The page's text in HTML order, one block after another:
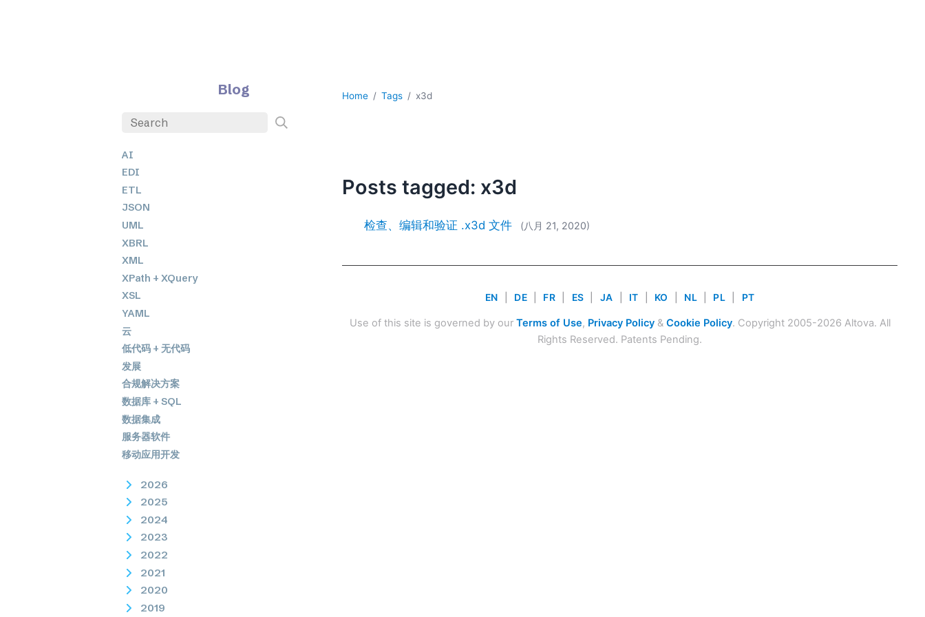
Blog
AI
EDI
ETL
JSON
UML
XBRL
XML
XPath + XQuery
XSL
YAML
云
低代码 + 无代码
发展
合规解决方案
数据库 + SQL
数据集成
服务器软件
移动应用开发
2026
2025
2024
2023
2022
2021
2020
2019
Home Tags x3d
Posts tagged: x3d
检查、编辑和验证 .x3d 文件 (八月 21, 2020)
EN DE FR ES JA IT KO NL PL PT
Use of this site is governed by our Terms of Use, Privacy Policy& Cookie Policy. Copyright 2005-2026 Altova. All
Rights Reserved. Patents Pending.